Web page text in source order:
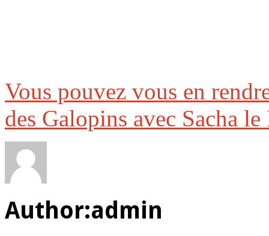
Vous pouvez vous en
des Galopins avec Sacha
Author:admin